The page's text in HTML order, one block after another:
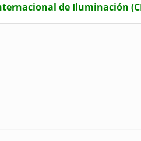
de Iluminación